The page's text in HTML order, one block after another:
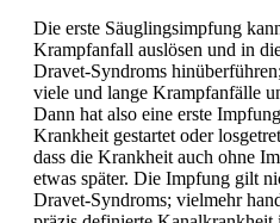
Die erste Säuglingsimpfung
Krampfanfall auslösen und in
Dravet-Syndroms
viele und lange Krampfanfälle
Dann hat also eine erste
Krankheit gestartet oder
dass die Krankheit auch ohne
etwas später. Die Impfung gilt
Dravet-Syndroms; vielmehr